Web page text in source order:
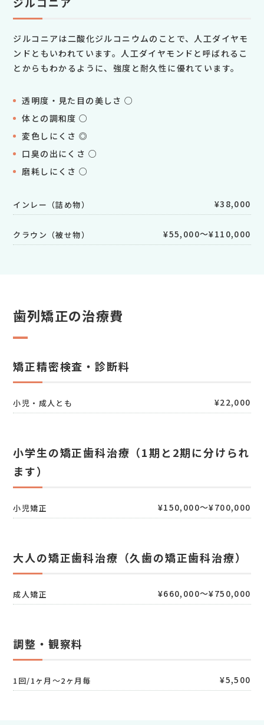
ジルコニアは二酸化ジルコニウムのことで、人工ダイヤモ
ンドともいわれています。人工ダイヤモンドと呼ばれるこ
とからもわかるように、強度と耐久性に優れています。
透明度・見た目の美しさ ○
体との調和度 ○
変色しにくさ ◎
口臭の出にくさ ○
磨耗しにくさ ○
インレー（詰め物） ¥38,000
クラウン（被せ物） ¥55,000～¥110,000
歯列矯正の治療費
矯正精密検査・診断料
小児・成人とも ¥22,000
小学生の矯正歯科治療（1期と2期に分けられ
ます）
小児矯正 ¥150,000～¥700,000
大人の矯正歯科治療（久歯の矯正歯科治療）
成人矯正 ¥660,000～¥750,000
調整・観察料
1回/1ヶ月～2ヶ月毎 ¥5,500